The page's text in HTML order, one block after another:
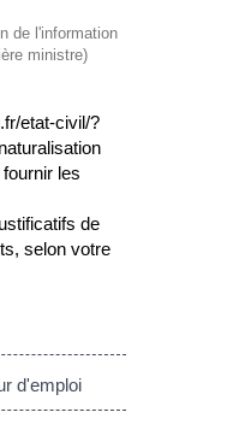
de l'information
ministre)
etat-civil/?
les
de
selon votre
d'emploi